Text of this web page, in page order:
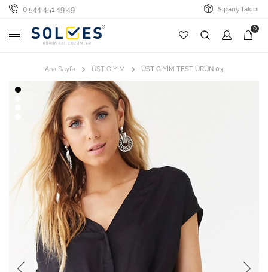
0 544 451 49 49 Sipariş Takibi
0
Ana Sayfa ÜST GİYİM ÜST GİYİM TEST ÜRÜN 03